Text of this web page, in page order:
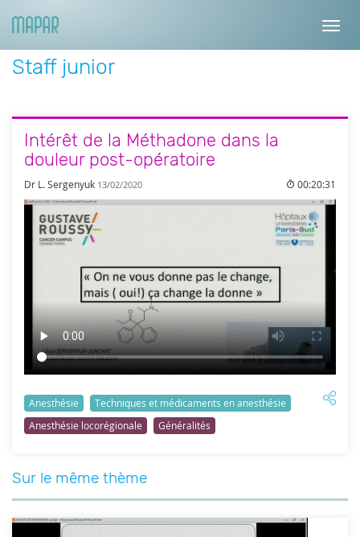
Staff junior
Intérêt de la Méthadone dans la
douleur post-opératoire
Dr L. Sergenyuk 13/02/2020 00:20:31
Anesthésie
Techniques et médicaments en anesthésie
Anesthésie locorégionale
Généralités
Sur le même thème